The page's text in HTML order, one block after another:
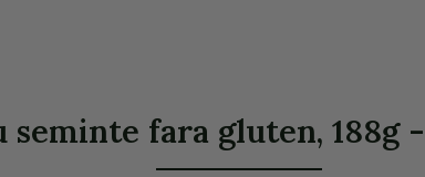
fara gluten, 188g